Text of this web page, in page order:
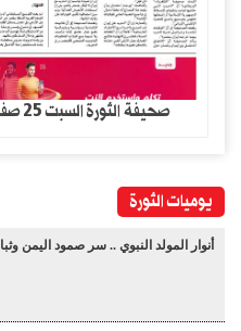
صحيفة الثورة السبت 25 صفر1448 – 8 اغسطس 2026
يوميات الثورة
أنوار المولد النبوي .. سر صمود اليمن